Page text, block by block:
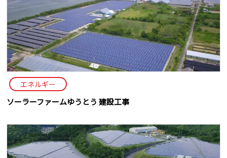
エネルギー
ソーラーファームゆうとう 建設工事